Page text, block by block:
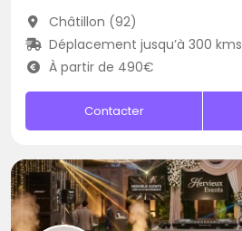
Châtillon (92)
Déplacement jusqu’à 300 kms
À partir de 490€
Contacter